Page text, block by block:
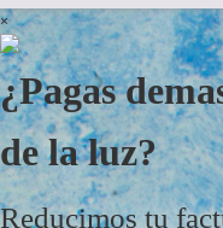
×
¿Pagas
de la luz?
Reducimos tu